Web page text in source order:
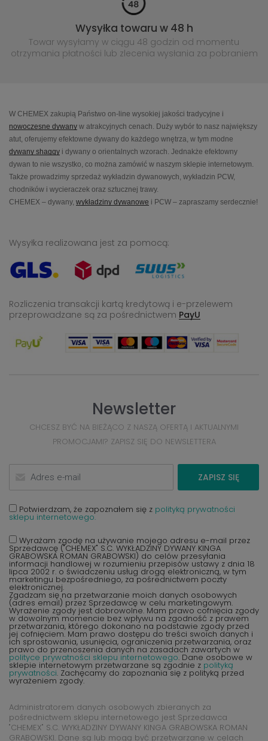
Wysyłka towaru w 48 h
Towar wysyłamy w ciągu 48 godzin od momentu
otrzymania płatności lub zlecenia wysłania za pobraniem
W CHEMEX zakupią Państwo on-line wysokiej jakości tradycyjne i
nowoczesne dywany w atrakcyjnych cenach. Duży wybór to nasz największy
atut, oferujemy efektowne dywany do każdego wnętrza, w tym modne
dywany shaggy i dywany o orientalnych wzorach. Jednakże efektowny
dywan to nie wszystko, co można zamówić w naszym sklepie internetowym.
Także prowadzimy sprzedaż wykładzin dywanowych, wykładzin PCW,
chodników i wycieraczek oraz sztucznej trawy.
CHEMEX – dywany, wykładziny dywanowe i PCW – zapraszamy serdecznie!
Wysyłka realizowana jest za pomocą:
Rozliczenia transakcji kartą kredytową i e-przelewem
przeprowadzane są za pośrednictwem PayU
Newsletter
CHCESZ BYĆ NA BIEŻĄCO Z NASZĄ OFERTĄ I AKTUALNYMI
PROMOCJAMI? ZAPISZ SIĘ DO NEWSLETTERA
ZAPISZ SIĘ
Potwierdzam, że zapoznałem się z polityką prywatności
sklepu internetowego.
Wyrażam zgodę na używanie mojego adresu e-mail przez
Sprzedawcę ("CHEMEX" S.C. WYKŁADZINY DYWANY KINGA
GRABOWSKA ROMAN GRABOWSKI) do celów przesyłania
informacji handlowej w rozumieniu przepisów ustawy z dnia 18
lipca 2002 r. o świadczeniu usług drogą elektroniczną, w tym
marketingu bezpośredniego, za pośrednictwem poczty
elektronicznej.
Zgadzam się na przetwarzanie moich danych osobowych
(adres email) przez Sprzedawcę w celu marketingowym.
Wyrażenie zgody jest dobrowolne. Mam prawo cofnięcia zgody
w dowolnym momencie bez wpływu na zgodność z prawem
przetwarzania, którego dokonano na podstawie zgody przed
jej cofnięciem. Mam prawo dostępu do treści swoich danych i
ich sprostowania, usunięcia, ograniczenia przetwarzania, oraz
prawo do przenoszenia danych na zasadach zawartych w
polityce prywatności sklepu internetowego. Dane osobowe w
sklepie internetowym przetwarzane są zgodnie z polityką
prywatności. Zachęcamy do zapoznania się z polityką przed
wyrażeniem zgody.
Administratorem danych osobowych zbieranych za
pośrednictwem sklepu internetowego jest Sprzedawca
"CHEMEX" S.C. WYKŁADZINY DYWANY KINGA GRABOWSKA ROMAN
GRABOWSKI. Dane są lub mogą być przetwarzane w celach